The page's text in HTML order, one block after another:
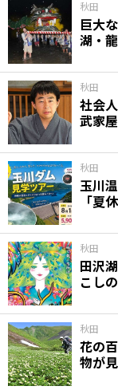
秋田
巨大
湖・
秋田
社会
武家
秋田
玉川
「夏
秋田
田沢
こし
秋田
花の
物が